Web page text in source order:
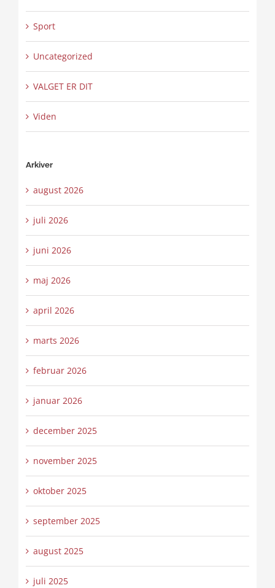
Sport
Uncategorized
VALGET ER DIT
Viden
Arkiver
august 2026
juli 2026
juni 2026
maj 2026
april 2026
marts 2026
februar 2026
januar 2026
december 2025
november 2025
oktober 2025
september 2025
august 2025
juli 2025